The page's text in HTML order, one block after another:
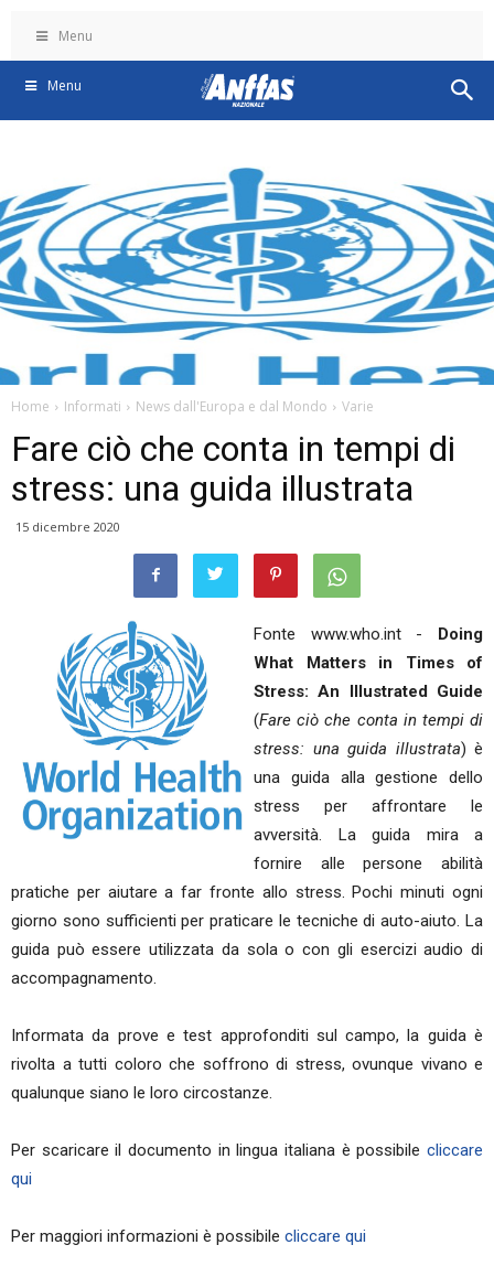
Menu
Menu
Home Informati News dall'Europa e dal Mondo Varie
Fare ciò che conta in tempi di
stress: una guida illustrata
15 dicembre 2020
Fonte www.who.int - Doing
What Matters in Times of
Stress: An Illustrated Guide
(Fare ciò che conta in tempi di
stress: una guida illustrata) è
una guida alla gestione dello
stress per affrontare le
avversità. La guida mira a
fornire alle persone abilità
pratiche per aiutare a far fronte allo stress. Pochi minuti ogni
giorno sono sufficienti per praticare le tecniche di auto-aiuto. La
guida può essere utilizzata da sola o con gli esercizi audio di
accompagnamento.
Informata da prove e test approfonditi sul campo, la guida è
rivolta a tutti coloro che soffrono di stress, ovunque vivano e
qualunque siano le loro circostanze.
Per scaricare il documento in lingua italiana è possibile cliccare
qui
Per maggiori informazioni è possibile cliccare qui